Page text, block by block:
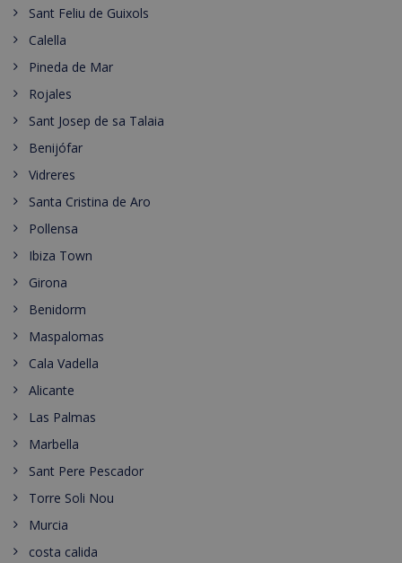
Sant Feliu de Guixols
Calella
Pineda de Mar
Rojales
Sant Josep de sa Talaia
Benijófar
Vidreres
Santa Cristina de Aro
Pollensa
Ibiza Town
Girona
Benidorm
Maspalomas
Cala Vadella
Alicante
Las Palmas
Marbella
Sant Pere Pescador
Torre Soli Nou
Murcia
costa calida